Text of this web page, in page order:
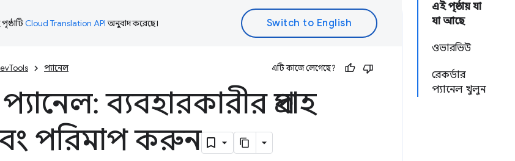
এই পৃষ্ঠায় যা
যা আছে
ওভারভিউ
রেকর্ডার
প্যানেল খুলুন
Cloud Translation APIঅনুবাদ করেছে।
প্যানেল এটি কাজে লেগেছে?
ব্যবহারকারীর প্রবাহ
পরিমাপ করুন